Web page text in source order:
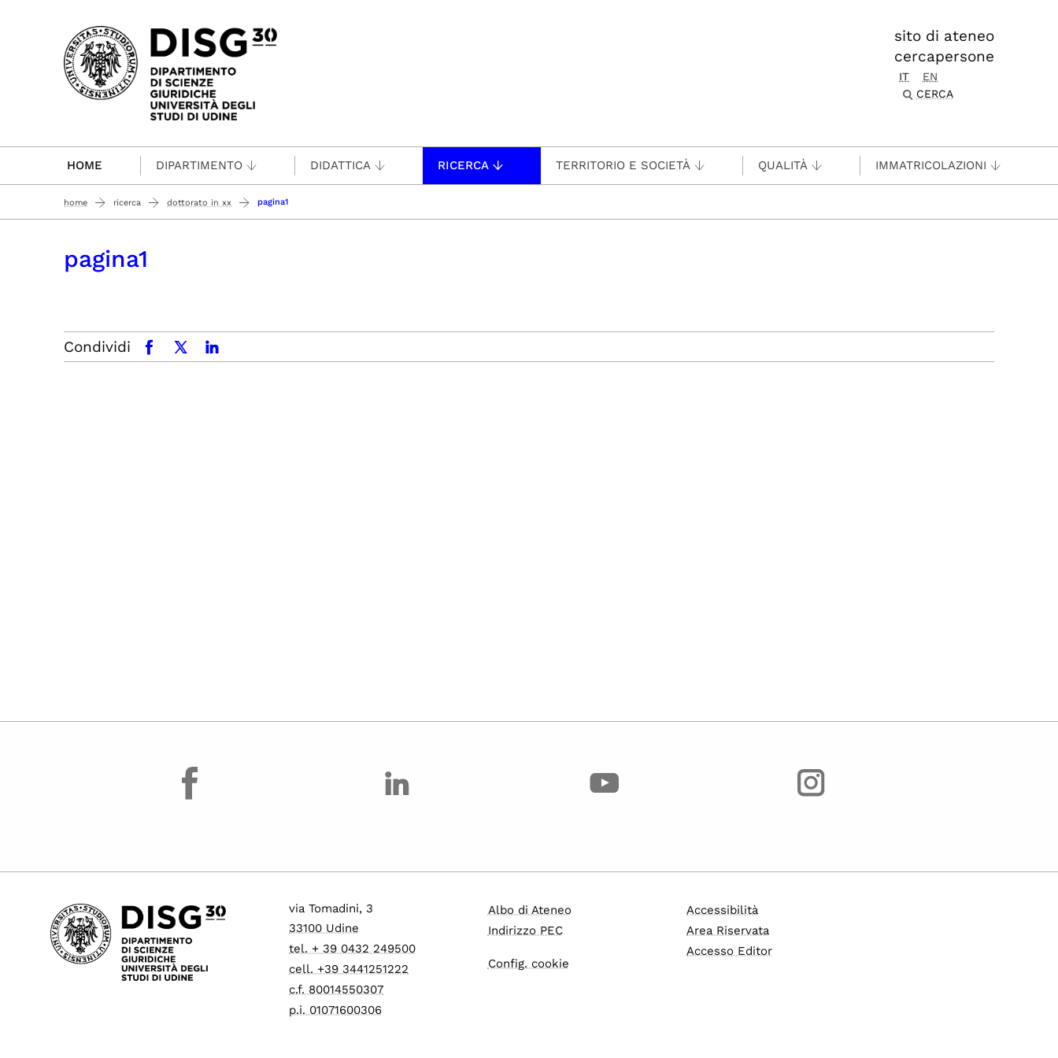
Passa al contenuto principale
sito di ateneo
cercapersone
IT
EN
CERCA
HOME DIPARTIMENTO DIDATTICA RICERCA TERRITORIO E SOCIETÀ QUALITÀ IMMATRICOLAZIONI
home ricerca dottorato in xx pagina1
pagina1
Condividi facebookx.comlinkedin
facebook
via Tomadini, 3
33100 Udine
tel. + 39 0432 249500
cell. +39 3441251222
c.f. 80014550307
p.i. 01071600306
Albo di Ateneo
Indirizzo PEC
Config. cookie
Accessibilità
Area Riservata
Accesso Editor